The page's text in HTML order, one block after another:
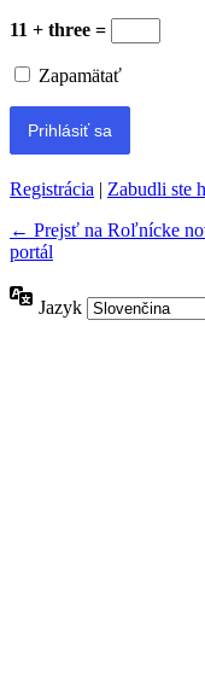
11 + three =
Zapamätať
Registrácia | Zabudli ste
← Prejsť na Roľnícke
portál
Jazyk